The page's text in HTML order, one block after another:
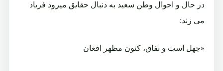
در حال و احوال وطن سعید به دنبال حقایق میرود فریاد
می زند:
«جهل است و نفاق، کنون مظهر افغان